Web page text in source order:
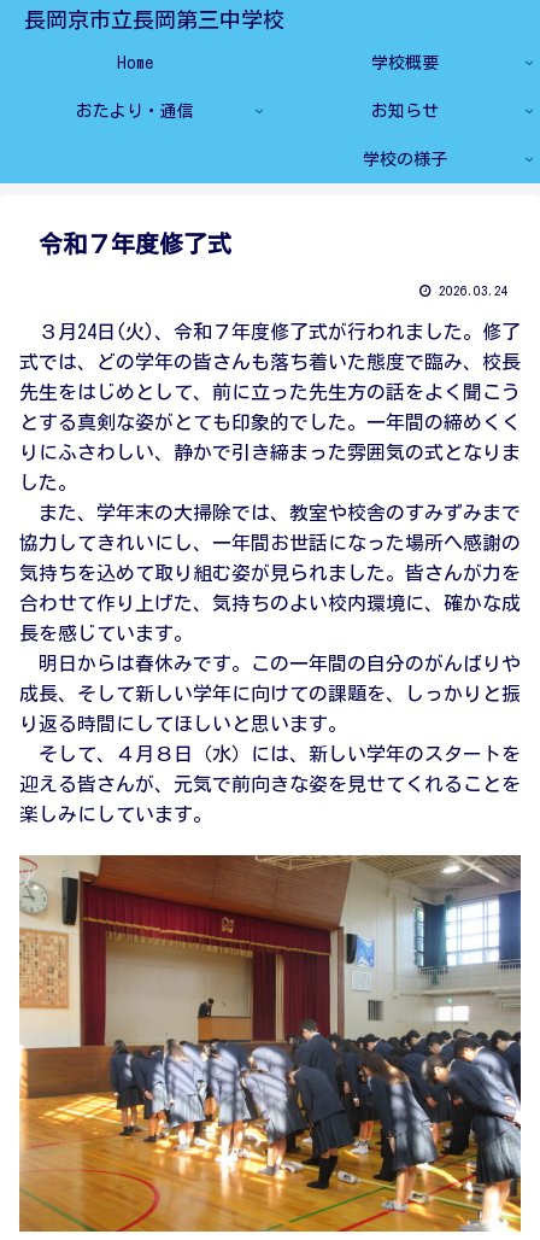
長岡京市立長岡第三中学校
Home 学校概要
おたより・通信 お知らせ
学校の様子
令和７年度修了式
2026.03.24
３月24日(火)、令和７年度修了式が行われました。修了
式では、どの学年の皆さんも落ち着いた態度で臨み、校長
先生をはじめとして、前に立った先生方の話をよく聞こう
とする真剣な姿がとても印象的でした。一年間の締めくく
りにふさわしい、静かで引き締まった雰囲気の式となりま
した。
また、学年末の大掃除では、教室や校舎のすみずみまで
協力してきれいにし、一年間お世話になった場所へ感謝の
気持ちを込めて取り組む姿が見られました。皆さんが力を
合わせて作り上げた、気持ちのよい校内環境に、確かな成
長を感じています。
明日からは春休みです。この一年間の自分のがんばりや
成長、そして新しい学年に向けての課題を、しっかりと振
り返る時間にしてほしいと思います。
そして、４月８日（水）には、新しい学年のスタートを
迎える皆さんが、元気で前向きな姿を見せてくれることを
楽しみにしています。